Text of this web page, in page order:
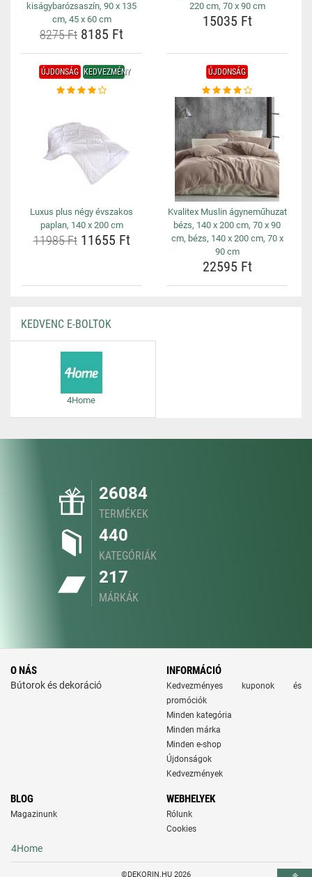
kiságybarózsaszín, 90 x 135
cm, 45 x 60 cm
8275 Ft 8185 Ft
220 cm, 70 x 90 cm
15035 Ft
ÚJDONSÁG KEDVEZMÉNY
Luxus plus négy évszakos
paplan, 140 x 200 cm
11985 Ft11655 Ft
ÚJDONSÁG
Kvalitex Muslin ágyneműhuzat
bézs, 140 x 200 cm, 70 x 90
cm, bézs, 140 x 200 cm, 70 x
90 cm
22595 Ft
KEDVENC E-BOLTOK
4Home
26084
TERMÉKEK
440
KATEGÓRIÁK
217
MÁRKÁK
O NÁS
Bútorok és dekoráció
INFORMÁCIÓ
Kedvezményes kuponok és
promóciók
Minden kategória
Minden márka
Minden e-shop
Újdonságok
Kedvezmények
BLOG
Magazinunk
WEBHELYEK
Rólunk
Cookies
4Home
©DEKORIN.HU 2026